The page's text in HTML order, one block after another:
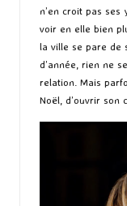
n’en croit pas
voir en elle bien
la ville se pare de
d’année, rien ne
relation. Mais
Noël, d’ouvrir son